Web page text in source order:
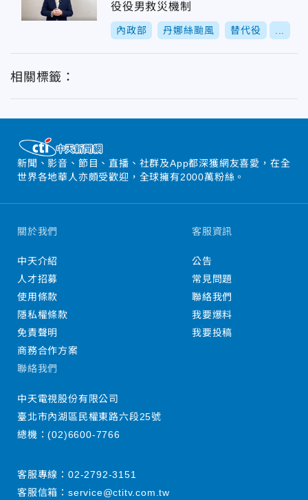
役役男救災機制
內政部 丹娜絲颱風 替代役
相關標籤：
新聞、影音、節目、直播、社群及App都深獲網友喜愛，在全
世界各地華人亦頗受歡迎，全球擁有2000萬粉絲。
關於我們
中天介紹
人才招募
使用條款
隱私權條款
免責聲明
商務合作方案
客服資訊
公告
常見問題
聯絡我們
我要爆料
我要投稿
聯絡我們
中天電視股份有限公司
臺北市內湖區民權東路六段25號
總機：(02)6600-7766
客服專線： 02-2792-3151
客服信箱： service@ctitv.com.tw